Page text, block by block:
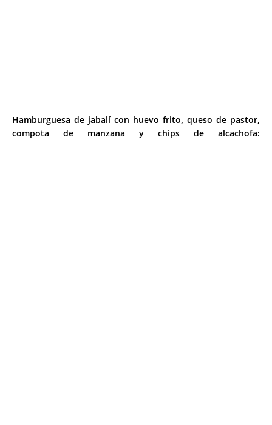
Hamburguesa de jabalí con huevo frito, queso de pastor,
compota de manzana y chips de alcachofa: